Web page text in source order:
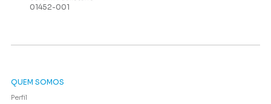
01452-001
QUEM SOMOS
Perfil